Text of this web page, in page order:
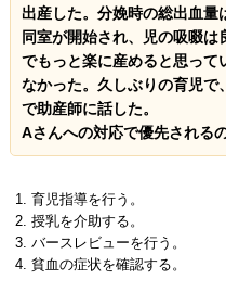
出産した。分娩時の総出血
同室が開始され、児の吸啜
でもっと楽に産めると思って
なかった。久しぶりの育児で
で助産師に話した。
Aさんへの対応で優先される
育児指導を行う。
授乳を介助する。
バースレビューを行う。
貧血の症状を確認する。